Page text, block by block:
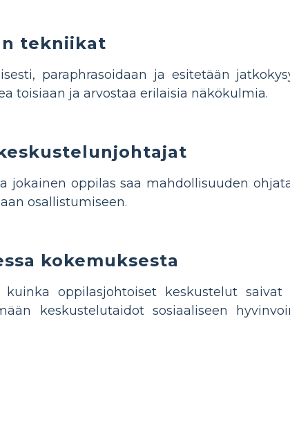
tekniikat
paraphrasoidaan ja esitetään
toisiaan ja arvostaa erilaisia näkökulmia.
jokainen oppilas saa mahdollisuuden
osallistumiseen.
kokemuksesta
oppilasjohtoiset keskustelut
keskustelutaidot sosiaaliseen